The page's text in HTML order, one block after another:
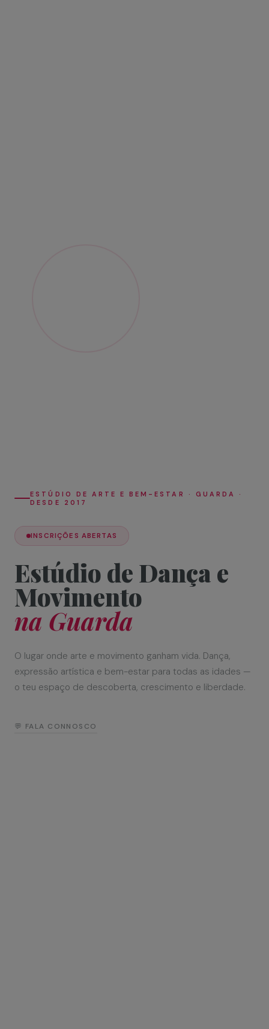
ESTÚDIO DE ARTE E BEM-ESTAR · GUARDA ·
DESDE 2017
INSCRIÇÕES ABERTAS
Estúdio de Dança e
Movimento
na Guarda
O lugar onde arte e movimento ganham vida. Dança,
expressão artística e bem-estar para todas as idades —
o teu espaço de descoberta, crescimento e liberdade.
💬 FALA CONNOSCO